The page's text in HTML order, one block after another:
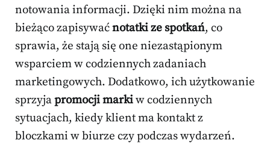
notowania informacji. Dzięki nim można na
bieżąco zapisywaćnotatki ze spotkań, co
sprawia, że stają się one niezastąpionym
wsparciem w codziennych zadaniach
marketingowych. Dodatkowo, ich użytkowanie
sprzyjapromocji markiw codziennych
sytuacjach, kiedy klient ma kontakt z
bloczkami w biurze czy podczas wydarzeń.